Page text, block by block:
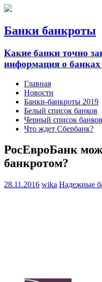
Банки банкроты
Какие банки точно
информация о банках
Главная
Новости
Банки-банкроты 2019
Белый список банков
Черный список банков
Что ждет Сбербанк?
РосЕвроБанк
банкротом?
28.11.2016 wika Надежные